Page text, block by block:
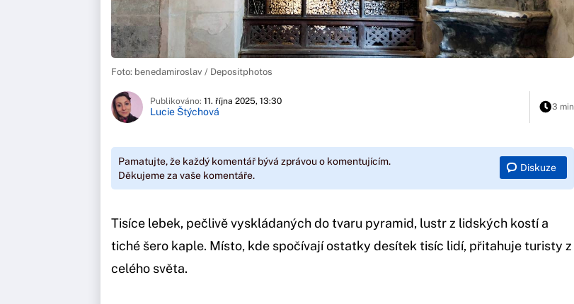
Foto: benedamiroslav / Depositphotos
Publikováno: 11. října 2025, 13:30
Lucie Štýchová 3 min
Pamatujte, že každý komentář bývá zprávou o komentujícím.
Děkujeme za vaše komentáře.
Diskuze
Tisíce lebek, pečlivě vyskládaných do tvaru pyramid, lustr z lidských kostí a
tiché šero kaple. Místo, kde spočívají ostatky desítek tisíc lidí, přitahuje turisty z
celého světa.